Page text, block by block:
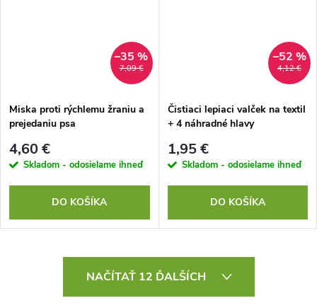
7,09 €
–35 %
Miska proti rýchlemu žraniu a
prejedaniu psa
4,60 €
Skladom - odosielame ihneď
DO KOŠÍKA
4,12 €
–52 %
Čistiaci lepiaci valček na textil
+ 4 náhradné hlavy
1,95 €
Skladom - odosielame ihneď
DO KOŠÍKA
NAČÍTAŤ 12 ĎALŠÍCH